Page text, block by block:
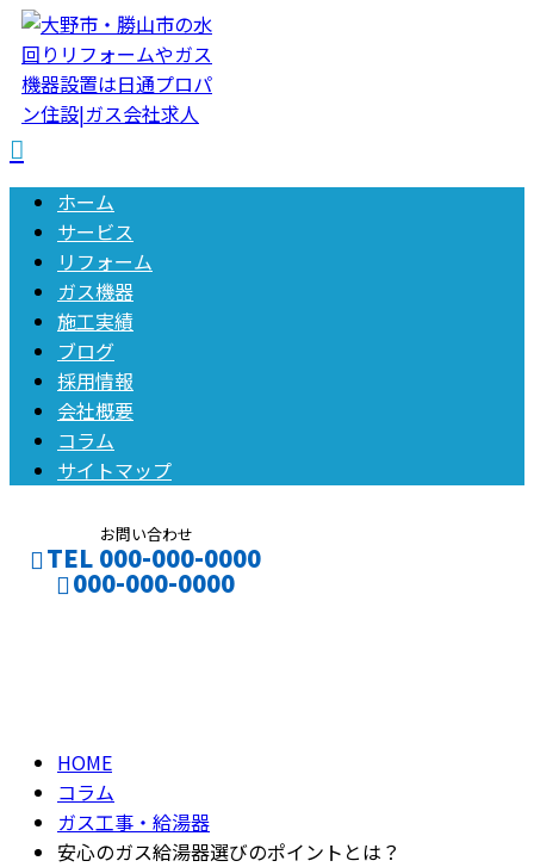
ホーム
サービス
リフォーム
ガス機器
施工実績
ブログ
採用情報
会社概要
コラム
サイトマップ
お問い合わせ
TEL 000-000-0000
000-000-0000
HOME
コラム
ガス工事・給湯器
安心のガス給湯器選びのポイントとは？